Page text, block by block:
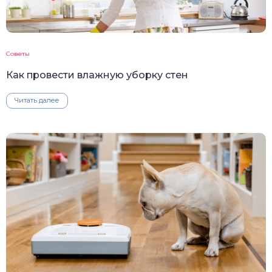
Советы
Как провести влажную уборку стен
Читать далее